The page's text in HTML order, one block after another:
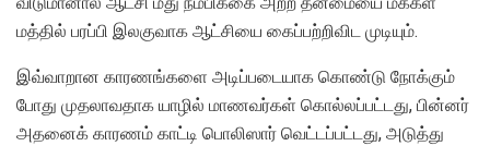
மத்தில் பரப்பி இலகுவாக ஆட்சியை கைப்பற்றிவிட முடியும்.
இவ்வாறான காரணங்களை அடிப்படையாக கொண்டு நோக்கும்
போது முதலாவதாக யாழில் மாணவர்கள் கொல்லப்பட்டது, பின்னர்
அதனைக் காரணம் காட்டி பொலிஸார் வெட்டப்பட்டது, அடுத்து